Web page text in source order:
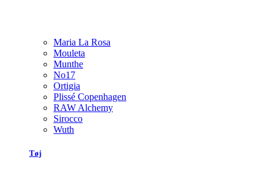
Maria La Rosa
Mouleta
Munthe
No17
Ortigia
Plissé Copenhagen
RAW Alchemy
Sirocco
Wuth
Tøj